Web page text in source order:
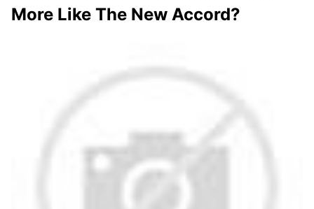
More Like The New Accord?